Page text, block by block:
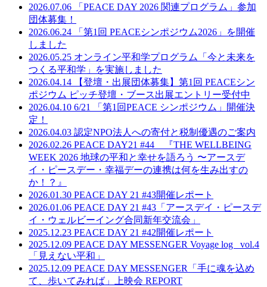
2026.07.06
「PEACE DAY 2026 関連プログラム」参加
団体募集！
2026.06.24
「第1回 PEACEシンポジウム2026」を開催
しました
2026.05.25 オンライン平和学プログラム「今と未来を
つくる平和学」を実施しました
2026.04.14
【登壇・出展団体募集】第1回 PEACEシン
ポジウム ピッチ登壇・ブース出展エントリー受付中
2026.04.10 6/21 「第1回PEACE シンポジウム」開催決
定！
2026.04.03 認定NPO法人への寄付と税制優遇のご案内
2026.02.26 PEACE DAY21 #44 『THE WELLBEING
WEEK 2026 地球の平和と幸せを語ろう 〜アースデ
イ・ピースデー・幸福デーの連携は何を生み出すの
か！？』
2026.01.30 PEACE DAY 21 #43開催レポート
2026.01.06 PEACE DAY 21 #43「アースデイ・ピースデ
イ・ウェルビーイング合同新年交流会」
2025.12.23 PEACE DAY 21 #42開催レポート
2025.12.09 PEACE DAY MESSENGER Voyage log _vol.4
「見えない平和」
2025.12.09 PEACE DAY MESSENGER「手に魂を込め
て、歩いてみれば」上映会 REPORT